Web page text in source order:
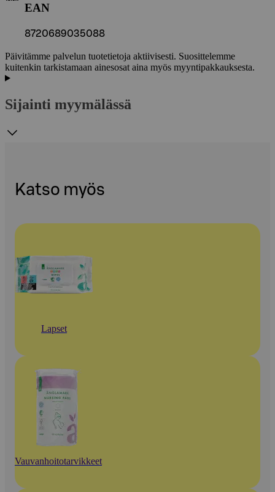
EAN
8720689035088
Päivitämme palvelun tuotetietoja aktiivisesti. Suosittelemme
kuitenkin tarkistamaan ainesosat aina myös myyntipakkauksesta.
Sijainti myymälässä
Katso myös
Lapset
Vauvanhoitotarvikkeet